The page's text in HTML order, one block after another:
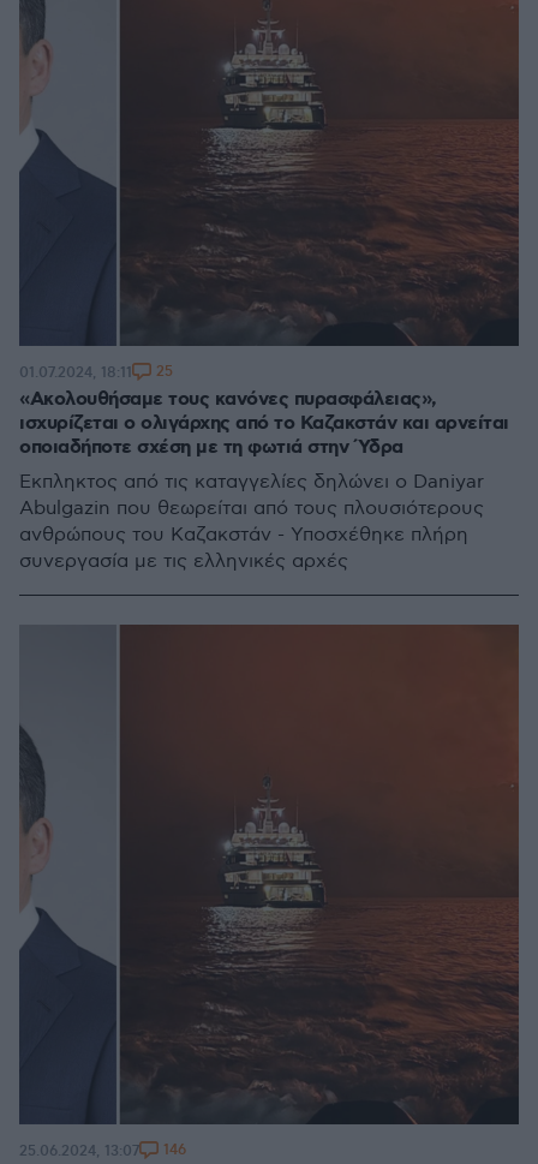
«Ακολουθήσαμε τους κανόνες πυρασφάλειας»,
ισχυρίζεται ο ολιγάρχης από το Καζακστάν και αρνείται
οποιαδήποτε σχέση με τη φωτιά στην Ύδρα
Έκπληκτος από τις καταγγελίες δηλώνει ο Daniyar
Abulgazin που θεωρείται από τους πλουσιότερους
ανθρώπους του Καζακστάν - Υποσχέθηκε πλήρη
συνεργασία με τις ελληνικές αρχές
01.07.2024, 18:11 25
25.06.2024, 13:07 146